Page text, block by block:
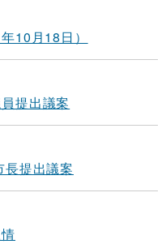
10月18日）
提出議案
提出議案